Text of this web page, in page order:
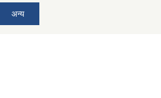
अन्य